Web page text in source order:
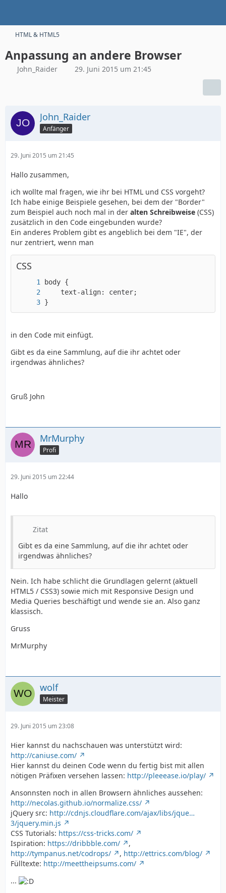
HTML & HTML5
Anpassung an andere Browser
John_Raider 29. Juni 2015 um 21:45
John_Raider
Anfänger
29. Juni 2015 um 21:45
Hallo zusammen,
ich wollte mal fragen, wie ihr bei HTML und CSS vorgeht?
Ich habe einige Beispiele gesehen, bei dem der "Border"
zum Beispiel auch noch mal in der alten Schreibweise (CSS)
zusätzlich in den Code eingebunden wurde?
Ein anderes Problem gibt es angeblich bei dem "IE", der
nur zentriert, wenn man
CSS
}
in den Code mit einfügt.
Gibt es da eine Sammlung, auf die ihr achtet oder
irgendwas ähnliches?
Gruß John
MrMurphy
Profi
29. Juni 2015 um 22:44
Hallo
Zitat
Gibt es da eine Sammlung, auf die ihr achtet oder
irgendwas ähnliches?
Nein. Ich habe schlicht die Grundlagen gelernt (aktuell
HTML5 / CSS3) sowie mich mit Responsive Design und
Media Queries beschäftigt und wende sie an. Also ganz
klassisch.
Gruss
MrMurphy
wolf
Meister
29. Juni 2015 um 23:08
Hier kannst du nachschauen was unterstützt wird:
http://caniuse.com/
Hier kannst du deinen Code wenn du fertig bist mit allen
nötigen Präfixen versehen lassen: http://pleeease.io/play/
Ansonnsten noch in allen Browsern ähnliches aussehen:
http://necolas.github.io/normalize.css/
jQuery src: http://cdnjs.cloudflare.com/ajax/libs/jque…
3/jquery.min.js
CSS Tutorials: https://css-tricks.com/
Ispiration: https://dribbble.com/
,
http://tympanus.net/codrops/
, http://ettrics.com/blog/
Fülltexte: http://meettheipsums.com/
...